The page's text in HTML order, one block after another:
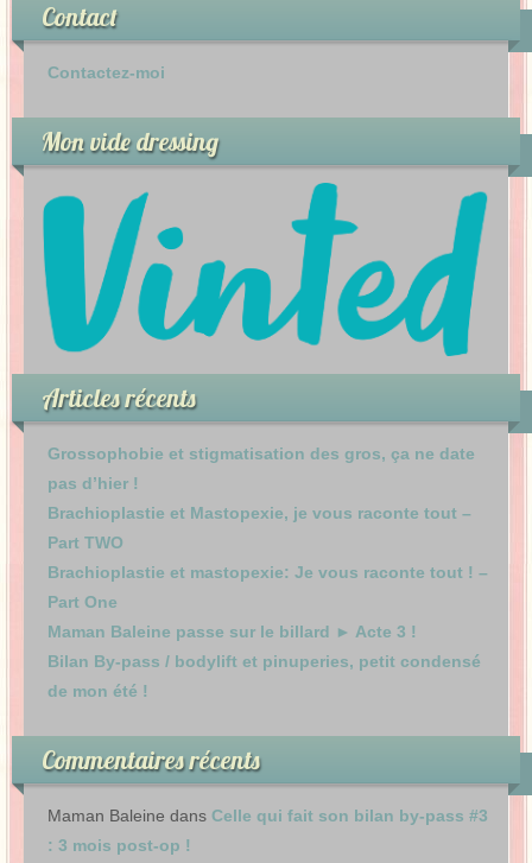
Contact
Contactez-moi
Mon vide dressing
Articles récents
Grossophobie et stigmatisation des gros, ça ne date
pas d’hier !
Brachioplastie et Mastopexie, je vous raconte tout –
Part TWO
Brachioplastie et mastopexie: Je vous raconte tout ! –
Part One
Maman Baleine passe sur le billard ► Acte 3 !
Bilan By-pass / bodylift et pinuperies, petit condensé
de mon été !
Commentaires récents
Maman Baleine dans Celle qui fait son bilan by-pass #3
: 3 mois post-op !